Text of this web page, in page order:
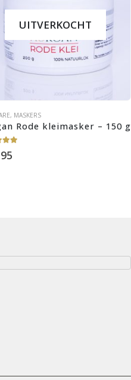
UITVERKOCHT
, MASKERS
Rode kleimasker – 150 g